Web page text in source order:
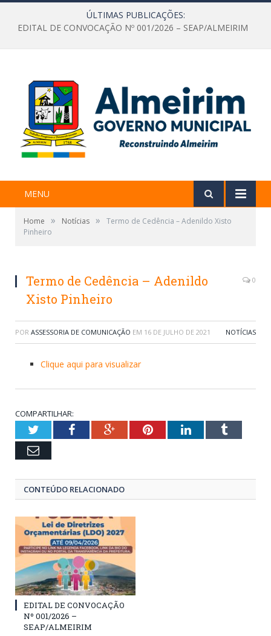
ÚLTIMAS PUBLICAÇÕES:
EDITAL DE CONVOCAÇÃO Nº 001/2026 – SEAP/ALMEIRIM
MENU
Home » Notícias »
Termo de Cedência – Adenildo Xisto
Pinheiro
Termo de Cedência – Adenildo
Xisto Pinheiro
0
POR ASSESSORIA DE COMUNICAÇÃO EM 16 DE JULHO DE 2021 NOTÍCIAS
Clique aqui para visualizar
COMPARTILHAR:
TwitterFacebookGoogle+PinterestLinkedInTumblr
Email
CONTEÚDO RELACIONADO
EDITAL DE CONVOCAÇÃO
Nº 001/2026 –
SEAP/ALMEIRIM